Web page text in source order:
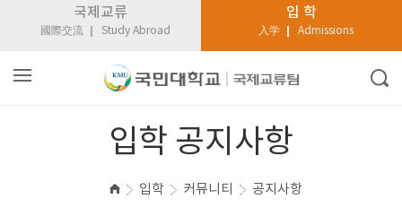
국제교류
國際交流 Study Abroad
입 학
入学 Admissions
입학 공지사항
입학 커뮤니티 공지사항